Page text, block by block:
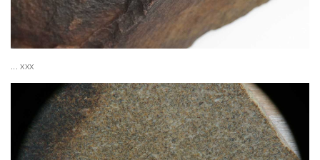
... xxx